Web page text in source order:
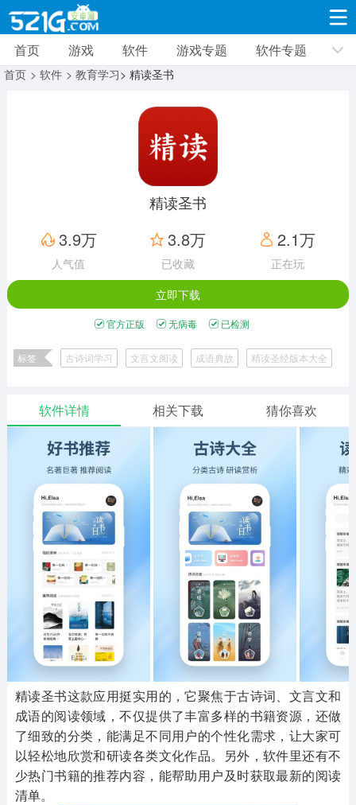
游戏 软件 游戏专题 软件专题 新闻资讯
动作闯关
12960款应用
赛车竞速
3628款应用
卡牌对战
2051款应用
体育运动
1277款应用
手游辅助
1958款应用
二次元
模拟经营
传奇手游
仙侠手游
485款应用
手赚网赚
446款应用
绝地求生
3931款应用
我的世界
69款应用
像素游戏
其他
981款应用
末日游戏
1405款应用
pc游戏
3443款应用
游戏攻略
63款应用
软件教程
8款应用
首页 游戏 软件 游戏专题 软件专题
首页 > 软件 > 教育学习> 精读圣书
精读圣书
3.9万
人气值
3.8万
已收藏
2.1万
正在玩
立即下载
官方正版 无病毒 已检测
标签 古诗词学习 文言文阅读 成语典故 精读圣经版本大全
软件详情 相关下载 猜你喜欢
精读圣书这款应用挺实用的，它聚焦于古诗词、文言文和
成语的阅读领域，不仅提供了丰富多样的书籍资源，还做
了细致的分类，能满足不同用户的个性化需求，让大家可
以轻松地欣赏和研读各类文化作品。另外，软件里还有不
少热门书籍的推荐内容，能帮助用户及时获取最新的阅读
清单。